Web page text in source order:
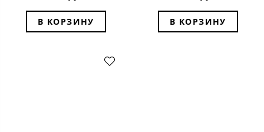
В КОРЗИНУ В КОРЗИНУ